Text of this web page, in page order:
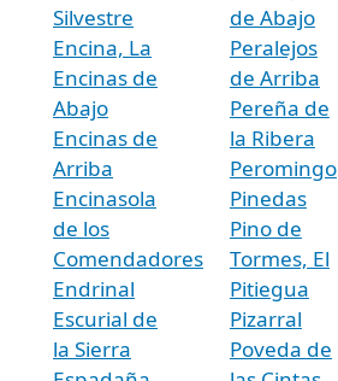
Silvestre
Encina, La
Encinas de
Abajo
Encinas de
Arriba
Encinasola
de los
Comendadores
Endrinal
Escurial de
la Sierra
de Abajo
Peralejos
de Arriba
Pereña de
la Ribera
Peromingo
Pinedas
Pino de
Tormes, El
Pitiegua
Pizarral
Poveda de